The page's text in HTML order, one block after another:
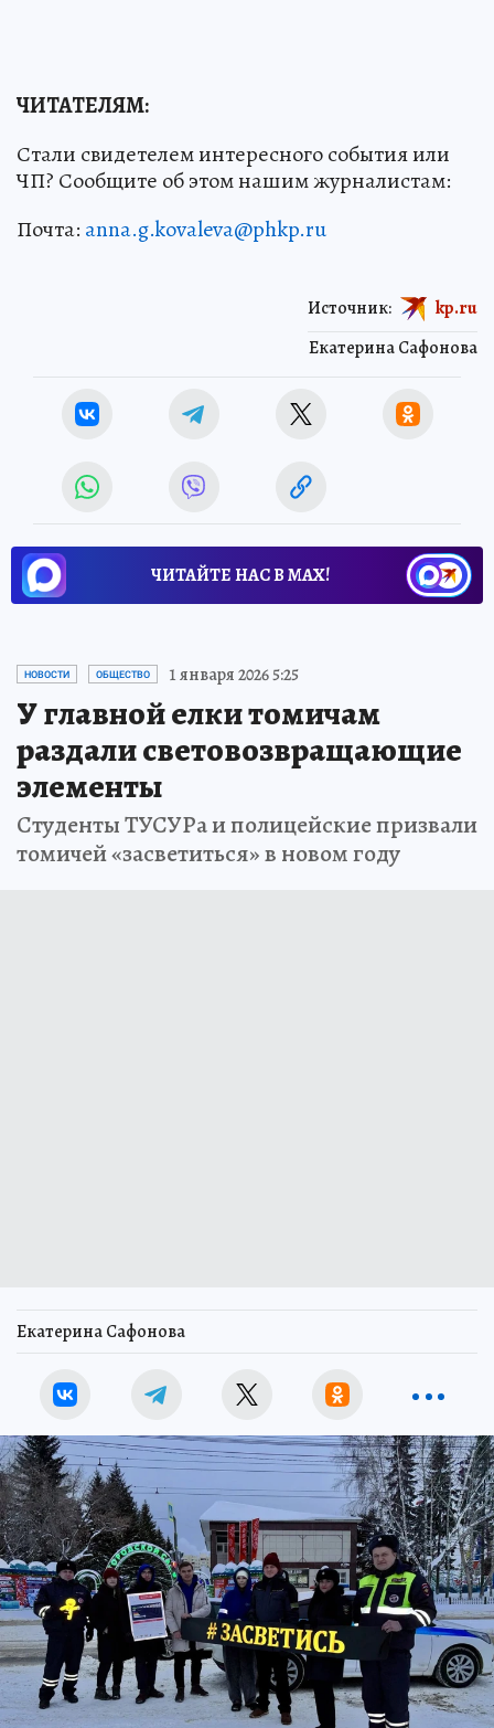
ЧИТАТЕЛЯМ:
Стали свидетелем интересного события или
ЧП? Сообщите об этом нашим журналистам:
Почта: anna.g.kovaleva@phkp.ru
Екатерина Сафонова
Источник: kp.ru
ЧИТАЙТЕ НАС В МАХ!
НОВОСТИ ОБЩЕСТВО 1 января 2026 5:25
У главной елки томичам
раздали световозвращающие
элементы
Студенты ТУСУРа и полицейские призвали
томичей «засветиться» в новом году
Екатерина Сафонова